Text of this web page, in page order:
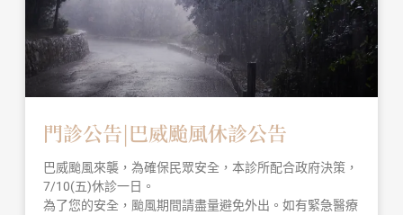
門診公告|巴威颱風休診公告
巴威颱風來襲，為確保民眾安全，本診所配合政府決策，
7/10(五)休診一日。
為了您的安全，颱風期間請盡量避免外出。如有緊急醫療